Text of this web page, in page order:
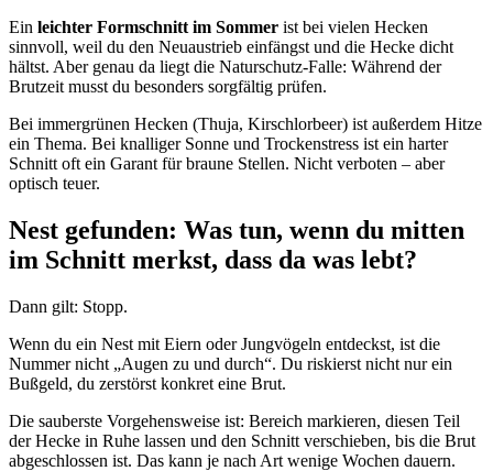
Ein leichter Formschnitt im Sommer ist bei vielen Hecken
sinnvoll, weil du den Neuaustrieb einfängst und die Hecke dicht
hältst. Aber genau da liegt die Naturschutz-Falle: Während der
Brutzeit musst du besonders sorgfältig prüfen.
Bei immergrünen Hecken (Thuja, Kirschlorbeer) ist außerdem Hitze
ein Thema. Bei knalliger Sonne und Trockenstress ist ein harter
Schnitt oft ein Garant für braune Stellen. Nicht verboten – aber
optisch teuer.
Nest gefunden: Was tun, wenn du mitten
im Schnitt merkst, dass da was lebt?
Dann gilt: Stopp.
Wenn du ein Nest mit Eiern oder Jungvögeln entdeckst, ist die
Nummer nicht „Augen zu und durch“. Du riskierst nicht nur ein
Bußgeld, du zerstörst konkret eine Brut.
Die sauberste Vorgehensweise ist: Bereich markieren, diesen Teil
der Hecke in Ruhe lassen und den Schnitt verschieben, bis die Brut
abgeschlossen ist. Das kann je nach Art wenige Wochen dauern.